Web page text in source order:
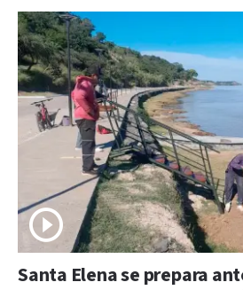
Santa Elena se prepara